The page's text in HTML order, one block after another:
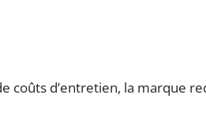
coûts d’entretien, la